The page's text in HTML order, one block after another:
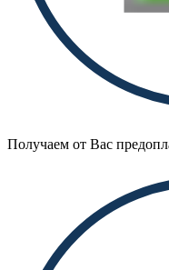
Получаем от Вас